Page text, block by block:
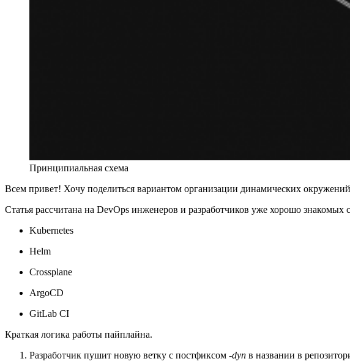
Принципиальная схема
Всем привет! Хочу поделиться вариантом организации динамических
Статья рассчитана на DevOps инженеров и разработчиков уже хорошо знакомых
Kubernetes
Helm
Crossplane
ArgoCD
GitLab CI
Краткая логика работы пайплайна.
Разработчик пушит новую ветку c постфиксом ‑dyn в названии в